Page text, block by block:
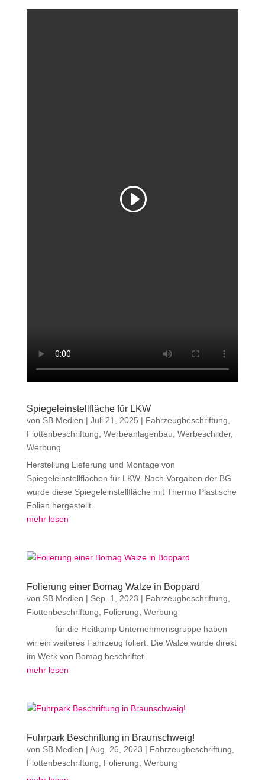
Spiegeleinstellfläche für LKW
von SB Medien | Juli 21, 2025 | Fahrzeugbeschriftung
Flottenbeschriftung Werbeanlagenbau Werbeschilder,
Werbung
Herstellung Lieferung und Montage von
Spiegeleinstellflächen für LKW. Nach Vorgaben der BG
wurde diese Spiegeleinstellfläche mit Thermo Plastische
Folien hergestellt.
mehr lesen
Folierung einer Bomag Walze in Boppard
von SB Medien | Sep. 1, 2023 | Fahrzeugbeschriftung
Flottenbeschriftung
Folierung Werbung
für die Heitkamp Unternehmensgruppe haben
wir ein weiteres Fahrzeug foliert. Die Walze wurde direkt
im Werk von Bomag beschriftet
mehr lesen
Fuhrpark Beschriftung in Braunschweig!
von SB Medien | Aug. 26, 2023 | Fahrzeugbeschriftung
Flottenbeschriftung
Folierung Werbung